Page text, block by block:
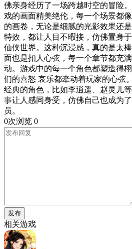
佛亲身经历了一场跨越时空的冒险
戏的画面精美绝伦，每一个场景都
的画卷，无论是细腻的光影效果还
特效，都让人目不暇接，仿佛置身
仙侠世界。这种沉浸感，真的是太
面也是扣人心弦，每一个章节都充
动。游戏中的每一个角色都塑造得
们的喜怒 哀乐都牵动着玩家的心弦
经典的角色，比如李逍遥、赵灵儿
事让人感同身受，仿佛自己也成为
员。
0次浏览 0
发布
相关游戏